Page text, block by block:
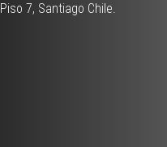
7, Santiago Chile.